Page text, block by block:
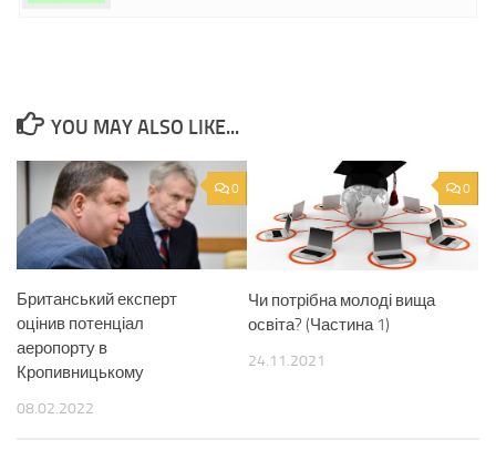
YOU MAY ALSO LIKE...
0
Британський експерт
оцінив потенціал
аеропорту в
Кропивницькому
08.02.2022
0
Чи потрібна молоді вища
освіта? (Частина 1)
24.11.2021